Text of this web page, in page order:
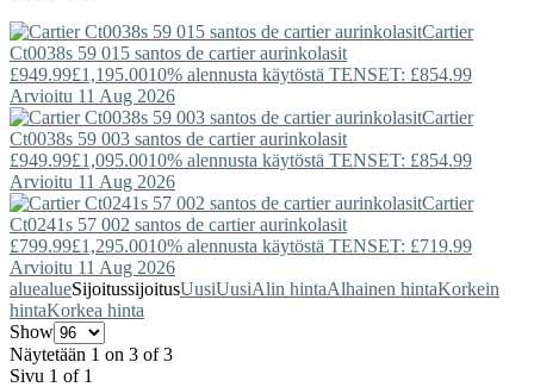
Cartier
Ct0038s 59 015 santos de cartier aurinkolasit
£949.99£1,195.0010% alennusta käytöstä TENSET: £854.99
Arvioitu 11 Aug 2026
Cartier
Ct0038s 59 003 santos de cartier aurinkolasit
£949.99£1,095.0010% alennusta käytöstä TENSET: £854.99
Arvioitu 11 Aug 2026
Cartier
Ct0241s 57 002 santos de cartier aurinkolasit
£799.99£1,295.0010% alennusta käytöstä TENSET: £719.99
Arvioitu 11 Aug 2026
aluealueSijoitussijoitusUusiUusiAlin hintaAlhainen hintaKorkein
hintaKorkea hinta
Show
Näytetään 1 on 3 of 3
Sivu 1 of 1